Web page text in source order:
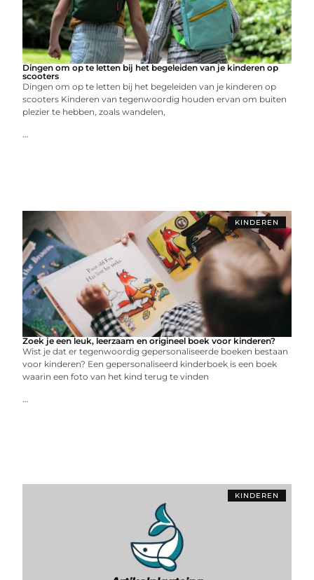
Dingen om op te letten bij het begeleiden van je kinderen op
scooters
Dingen om op te letten bij het begeleiden van je kinderen op
scooters Kinderen van tegenwoordig houden ervan om buiten
plezier te hebben, zoals wandelen,
...
KINDEREN
Zoek je een leuk, leerzaam en origineel boek voor kinderen?
Wist je dat er tegenwoordig gepersonaliseerde boeken bestaan
voor kinderen? Een gepersonaliseerd kinderboek is een boek
waarin een foto van het kind terug te vinden
...
KINDEREN